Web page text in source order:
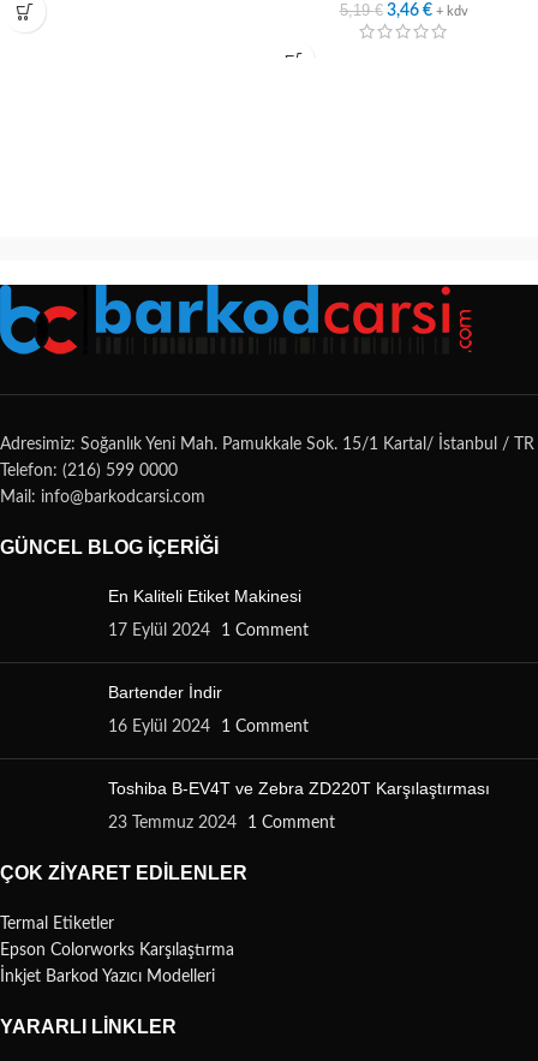
5,19€ 3,46 € + kdv
Adresimiz: Soğanlık Yeni Mah. Pamukkale Sok. 15/1 Kartal/ İstanbul / TR
Telefon: (216) 599 0000
Mail: info@barkodcarsi.com
GÜNCEL BLOG İÇERIĞI
En Kaliteli Etiket Makinesi
17 Eylül 2024 1 Comment
Bartender İndir
16 Eylül 2024 1 Comment
Toshiba B-EV4T ve Zebra ZD220T Karşılaştırması
23 Temmuz 2024 1 Comment
ÇOK ZIYARET EDILENLER
Termal Etiketler
Epson Colorworks Karşılaştırma
İnkjet Barkod Yazıcı Modelleri
YARARLI LINKLER